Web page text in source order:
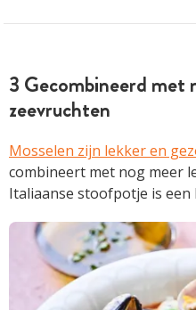
3 Gecombineerd met
zeevruchten
Mosselen zijn lekker en
combineert met nog meer
Italiaanse stoofpotje is een